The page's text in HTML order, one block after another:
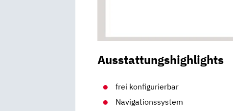
Ausstattungshighlights
frei konfigurierbar
Navigationssystem